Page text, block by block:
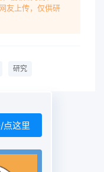
孔堵塞;纤维表
分。另一类是粒
加水针板针孔堵
运行,工艺用水
,水中不能含有
颖粒物及其环境
离子含量,特别是
友上传，仅供研
研究
点这里